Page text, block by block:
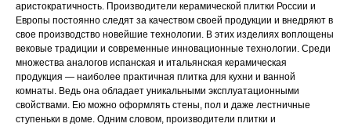
аристократичность. Производители керамической плитки России и
Европы постоянно следят за качеством своей продукции и внедряют в
свое производство новейшие технологии. В этих изделиях воплощены
вековые традиции и современные инновационные технологии. Среди
множества аналогов испанская и итальянская керамическая
продукция — наиболее практичная плитка для кухни и ванной
комнаты. Ведь она обладает уникальными эксплуатационными
свойствами. Ею можно оформлять стены, пол и даже лестничные
ступеньки в доме. Одним словом, производители плитки и